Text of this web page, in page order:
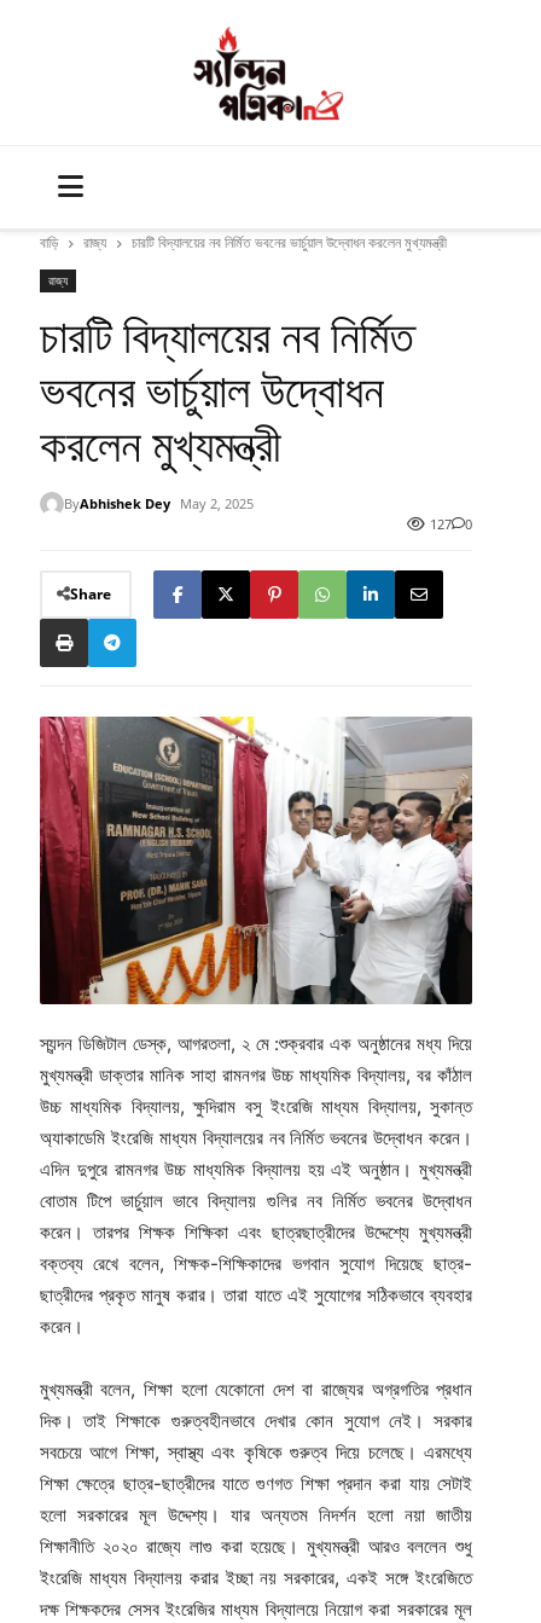
বাড়ি রাজ্য চারটি বিদ্যালয়ের নব নির্মিত ভবনের ভার্চুয়াল উদ্বোধন করলেন মুখ্যমন্ত্রী
রাজ্য
চারটি বিদ্যালয়ের নব নির্মিত
ভবনের ভার্চুয়াল উদ্বোধন
করলেন মুখ্যমন্ত্রী
ByAbhishek Dey
May 2, 2025
127
0
Share
স্যন্দন ডিজিটাল ডেস্ক, আগরতলা, ২ মে :শুক্রবার এক অনুষ্ঠানের মধ্য দিয়ে
মুখ্যমন্ত্রী ডাক্তার মানিক সাহা রামনগর উচ্চ মাধ্যমিক বিদ্যালয়, বর কাঁঠাল
উচ্চ মাধ্যমিক বিদ্যালয়, ক্ষুদিরাম বসু ইংরেজি মাধ্যম বিদ্যালয়, সুকান্ত
অ্যাকাডেমি ইংরেজি মাধ্যম বিদ্যালয়ের নব নির্মিত ভবনের উদ্বোধন করেন।
এদিন দুপুরে রামনগর উচ্চ মাধ্যমিক বিদ্যালয় হয় এই অনুষ্ঠান। মুখ্যমন্ত্রী
বোতাম টিপে ভার্চুয়াল ভাবে বিদ্যালয় গুলির নব নির্মিত ভবনের উদ্বোধন
করেন। তারপর শিক্ষক শিক্ষিকা এবং ছাত্রছাত্রীদের উদ্দেশ্যে মুখ্যমন্ত্রী
বক্তব্য রেখে বলেন, শিক্ষক-শিক্ষিকাদের ভগবান সুযোগ দিয়েছে ছাত্র-
ছাত্রীদের প্রকৃত মানুষ করার। তারা যাতে এই সুযোগের সঠিকভাবে ব্যবহার
করেন।
মুখ্যমন্ত্রী বলেন, শিক্ষা হলো যেকোনো দেশ বা রাজ্যের অগ্রগতির প্রধান
দিক। তাই শিক্ষাকে গুরুত্বহীনভাবে দেখার কোন সুযোগ নেই। সরকার
সবচেয়ে আগে শিক্ষা, স্বাস্থ্য এবং কৃষিকে গুরুত্ব দিয়ে চলেছে। এরমধ্যে
শিক্ষা ক্ষেত্রে ছাত্র-ছাত্রীদের যাতে গুণগত শিক্ষা প্রদান করা যায় সেটাই
হলো সরকারের মূল উদ্দেশ্য। যার অন্যতম নিদর্শন হলো নয়া জাতীয়
শিক্ষানীতি ২০২০ রাজ্যে লাগু করা হয়েছে। মুখ্যমন্ত্রী আরও বললেন শুধু
ইংরেজি মাধ্যম বিদ্যালয় করার ইচ্ছা নয় সরকারের, একই সঙ্গে ইংরেজিতে
দক্ষ শিক্ষকদের সেসব ইংরেজির মাধ্যম বিদ্যালয়ে নিয়োগ করা সরকারের মূল